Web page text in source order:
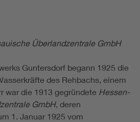
Überlandzentrale GmbH
Guntersdorf begann 1925 die
des Rehbachs, einem
war die 1913 gegründete Hessen-
GmbH, deren
1. Januar 1925 vom